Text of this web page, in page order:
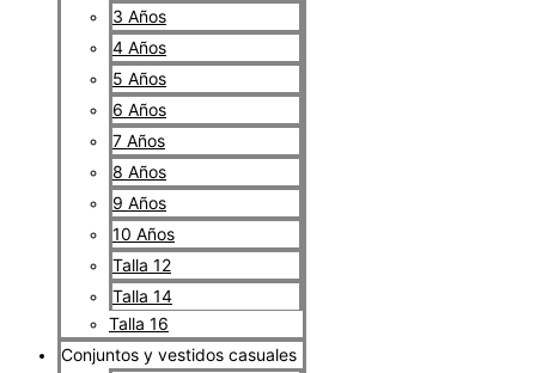
3 Años
4 Años
5 Años
6 Años
7 Años
8 Años
9 Años
10 Años
Talla 12
Talla 14
Talla 16
Conjuntos y vestidos casuales